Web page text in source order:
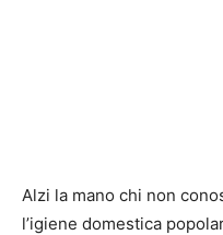
Alzi la mano chi non
l’igiene domestica